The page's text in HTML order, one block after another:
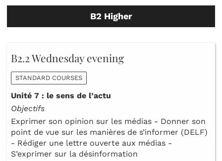
B2 Higher
B2.2 Wednesday evening
STANDARD COURSES
Unité 7 : le sens de l’actu
Objectifs
Exprimer son opinion sur les médias - Donner son
point de vue sur les manières de s’informer (DELF)
- Rédiger une lettre ouverte aux médias -
S’exprimer sur la désinformation